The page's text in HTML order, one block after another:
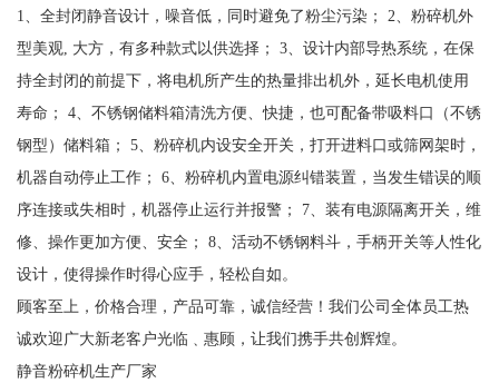
1、全封闭静音设计，噪音低，同时避免了粉尘污染； 2、粉碎机外
型美观, 大方，有多种款式以供选择； 3、设计内部导热系统，在保
持全封闭的前提下，将电机所产生的热量排出机外，延长电机使用
寿命； 4、不锈钢储料箱清洗方便、快捷，也可配备带吸料口（不锈
钢型）储料箱； 5、粉碎机内设安全开关，打开进料口或筛网架时，
机器自动停止工作； 6、粉碎机内置电源纠错装置，当发生错误的顺
序连接或失相时，机器停止运行并报警； 7、装有电源隔离开关，维
修、操作更加方便、安全； 8、活动不锈钢料斗，手柄开关等人性化
设计，使得操作时得心应手，轻松自如。
顾客至上，价格合理，产品可靠，诚信经营！我们公司全体员工热
诚欢迎广大新老客户光临﹑惠顾，让我们携手共创辉煌。
静音粉碎机生产厂家